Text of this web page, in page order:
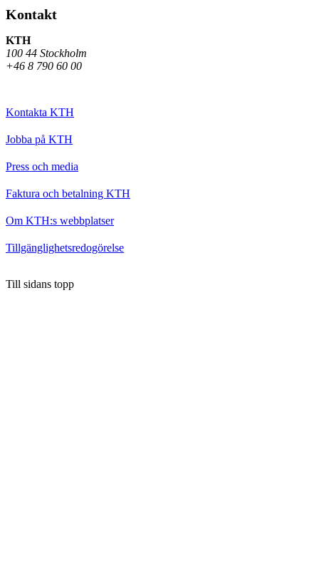
Kontakt
KTH
100 44 Stockholm
+46 8 790 60 00
Kontakta KTH
Jobba på KTH
Press och media
Faktura och betalning KTH
Om KTH:s webbplatser
Tillgänglighetsredogörelse
Till sidans topp